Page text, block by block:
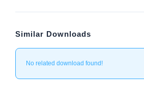
Similar Downloads
No related download found!